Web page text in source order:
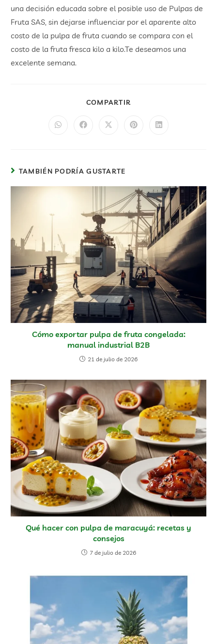
una decisión educada sobre el posible uso de Pulpas de
Fruta SAS, sin dejarse influenciar por el aparente alto
costo de la pulpa de fruta cuando se compara con el
costo de la fruta fresca kilo a kilo.Te deseamos una
excelente semana.
COMPARTIR
TAMBIÉN PODRÍA GUSTARTE
Cómo exportar pulpa de fruta congelada:
manual industrial B2B
21 de julio de 2026
Qué hacer con pulpa de maracuyá: recetas y
consejos
7 de julio de 2026